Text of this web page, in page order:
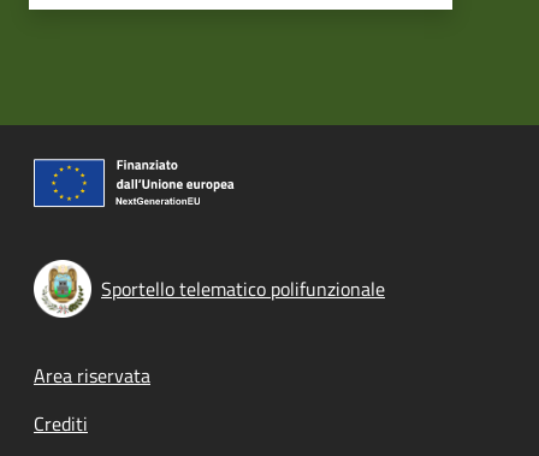
Sportello telematico polifunzionale
Footer menu
Area riservata
Crediti